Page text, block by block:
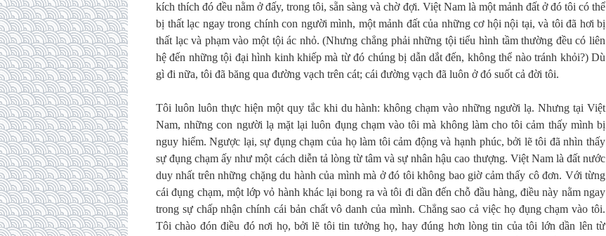
kích thích đó đều nằm ở đấy, trong tôi, sẵn sàng và chờ đợi. Việt Nam là một mảnh đất ở đó tôi có thể
bị thất lạc ngay trong chính con người mình, một mảnh đất của những cơ hội nội tại, và tôi đã hơi bị
thất lạc và phạm vào một tội ác nhỏ. (Nhưng chẳng phải những tội tiểu hình tầm thường đều có liên
hệ đến những tội đại hình kinh khiếp mà từ đó chúng bị dẫn dắt đến, không thể nào tránh khỏi?) Dù
gì đi nữa, tôi đã băng qua đường vạch trên cát; cái đường vạch đã luôn ở đó suốt cả đời tôi.
Tôi luôn luôn thực hiện một quy tắc khi du hành: không chạm vào những người lạ. Nhưng tại Việt
Nam, những con người lạ mặt lại luôn đụng chạm vào tôi mà không làm cho tôi cảm thấy mình bị
nguy hiểm. Ngược lại, sự đụng chạm của họ làm tôi cảm động và hạnh phúc, bởi lẽ tôi đã nhìn thấy
sự đụng chạm ấy như một cách diễn tả lòng từ tâm và sự nhân hậu cao thượng. Việt Nam là đất nước
duy nhất trên những chặng du hành của mình mà ở đó tôi không bao giờ cảm thấy cô đơn. Với từng
cái đụng chạm, một lớp vỏ hành khác lại bong ra và tôi đi dần đến chỗ đầu hàng, điều này nằm ngay
trong sự chấp nhận chính cái bản chất vô danh của mình. Chẳng sao cả việc họ đụng chạm vào tôi.
Tôi chào đón điều đó nơi họ, bởi lẽ tôi tin tưởng họ, hay đúng hơn lòng tin của tôi lớn dần lên từ